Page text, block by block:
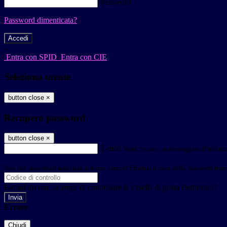
Password
Password dimenticata?
-
Entra con SPID Entra con CIE
Seleziona utente
button close ×
Recupero password
button close ×
E-mail Verrà inviato un messaggio
Non hai una e-mail associata al nome utente? Effettua il reset della password
E-mail inviata, si prega di controllare la casella di posta elettronica!
Errore
Chiudi